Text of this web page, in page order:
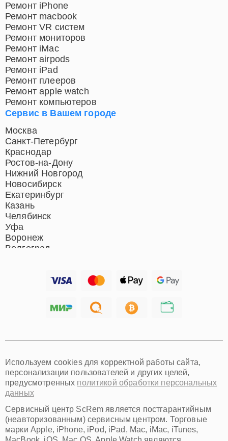
Сервис в Вашем городе
Москва
Санкт-Петербург
Краснодар
Ростов-на-Дону
Нижний Новгород
Новосибирск
Екатеринбург
Казань
Челябинск
Уфа
Воронеж
Волгоград
Хабаровск
Омск
Красноярск
Пермь
Ульяновск
Киров
Архангельск
Астрахань
Ремонт iPhone
Ремонт macbook
Ремонт VR систем
Ремонт мониторов
Ремонт iMac
Ремонт airpods
Ремонт iPad
Ремонт плееров
Ремонт apple watch
Ремонт компьютеров
Используем cookies для корректной работы сайта,
персонализации пользователей и других целей,
предусмотренных политикой обработки персональных
данных
Сервисный центр ScRem является постгарантийным
(неавторизованным) сервисным центром. Торговые
марки Apple, iPhone, iPod, iPad, Mac, iMac, iTunes,